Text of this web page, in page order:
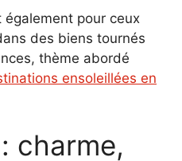
pour ceux
des biens tournés
thème abordé
ensoleillées en